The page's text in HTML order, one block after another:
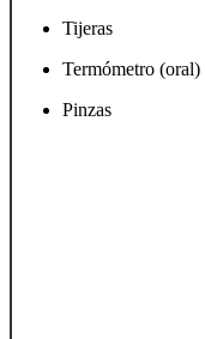
Tijeras
Termómetro (oral)
Pinzas